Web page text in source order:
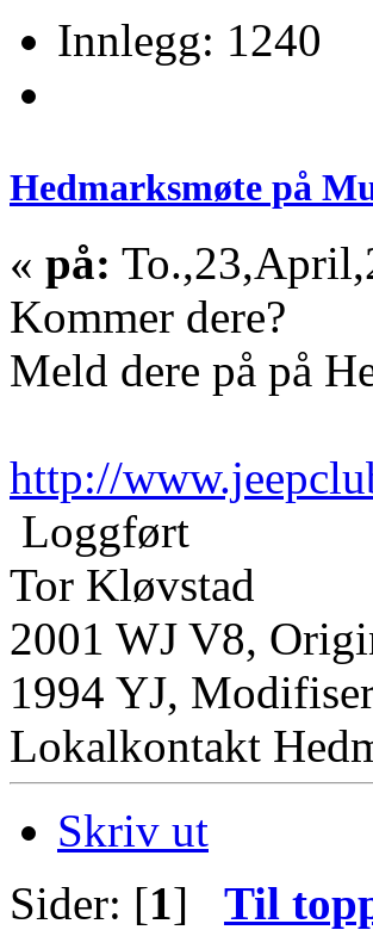
Innlegg: 1240
Hedmarksmøte på
« på:
Kommer dere?
Meld dere på på
http://
Loggført
Tor Kløvstad
2001 WJ V8,
1994 YJ,
Lokalkontakt
Skriv ut
Sider: [1] Til